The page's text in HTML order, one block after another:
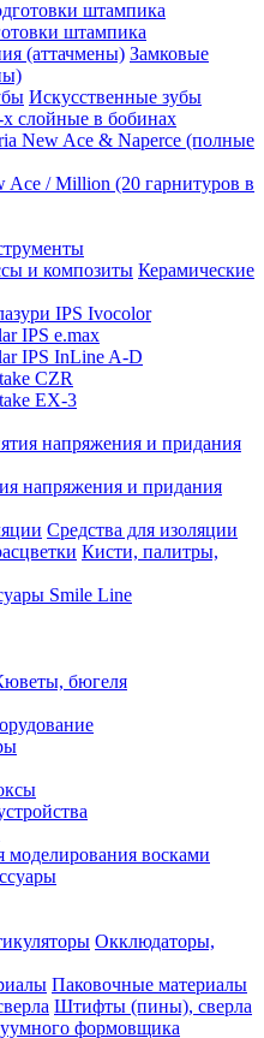
штампика
Замковые
Искусственные зубы
слойные в бобинах
New Ace & Naperce (полные
Ace / Million (20 гарнитуров в
Керамические
IPS Ivocolor
IPS e.max
IPS InLine A-D
CZR
EX-3
напряжения и придания
Средства для изоляции
Кисти, палитры,
Smile Line
бюгеля
моделирования восками
Окклюдаторы,
Паковочные материалы
Штифты (пины), сверла